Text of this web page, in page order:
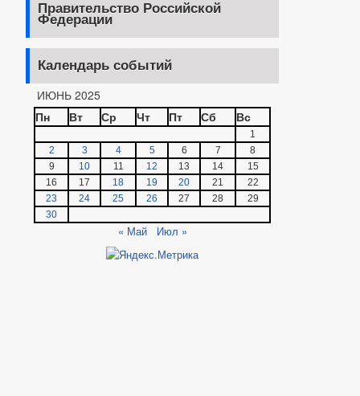
Правительство Российской
Федерации
Календарь событий
ИЮНЬ 2025
Пн
Вт Ср Чт Пт Сб Вс
1
2
3 4 5 6 7
8
9
10 11 12 13 14
15
16
17 18 19 20 21
22
23
24 25 26 27 28
29
30
« Май Июл »